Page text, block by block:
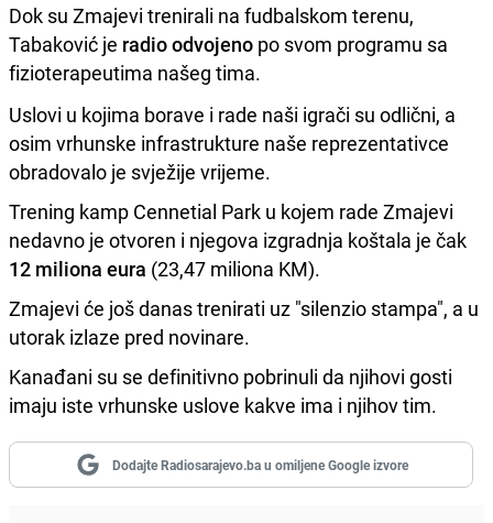
Dok su Zmajevi trenirali na fudbalskom terenu,
Tabaković je radio odvojeno po svom programu sa
fizioterapeutima našeg tima.
Uslovi u kojima borave i rade naši igrači su odlični, a
osim vrhunske infrastrukture naše reprezentativce
obradovalo je svježije vrijeme.
Trening kamp Cennetial Park u kojem rade Zmajevi
nedavno je otvoren i njegova izgradnja koštala je čak
12 miliona eura (23,47 miliona KM).
Zmajevi će još danas trenirati uz "silenzio stampa", a u
utorak izlaze pred novinare.
Kanađani su se definitivno pobrinuli da njihovi gosti
imaju iste vrhunske uslove kakve ima i njihov tim.
Dodajte Radiosarajevo.ba u omiljene Google izvore